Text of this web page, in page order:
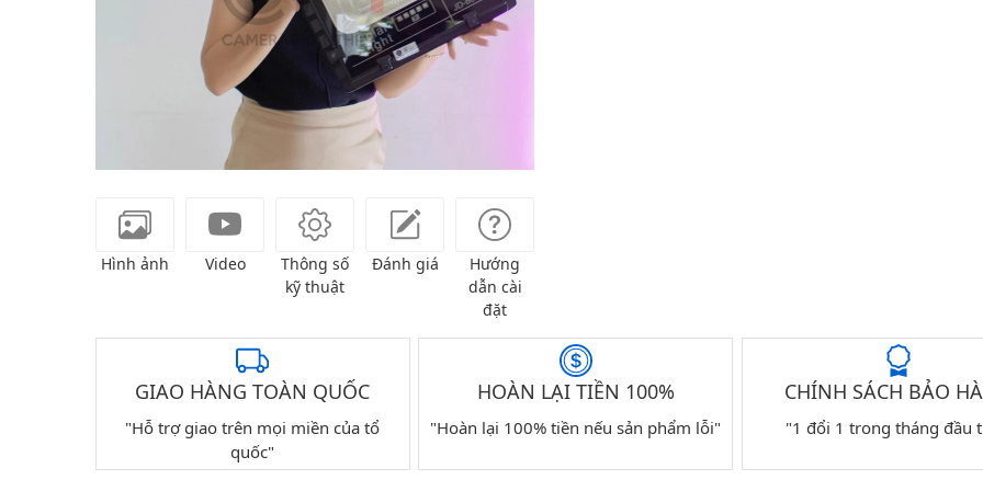
Hình ảnh Video
Thông số
kỹ thuật
Đánh giá
Hướng
dẫn cài
đặt
GIAO HÀNG TOÀN QUỐC
"Hỗ trợ giao trên mọi miền của tổ
quốc"
HOÀN LẠI TIỀN 100%
"Hoàn lại 100% tiền nếu sản phẩm lỗi"
CHÍNH SÁCH BẢO
"1 đổi 1 trong tháng đầu